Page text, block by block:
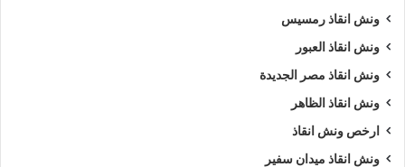
ونش انقاذ رمسيس
ونش انقاذ العبور
ونش انقاذ مصر الجديدة
ونش انقاذ الظاهر
ارخص ونش انقاذ
ونش انقاذ ميدان سفير